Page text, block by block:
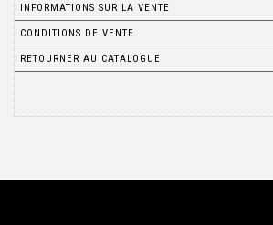
INFORMATIONS SUR LA VENTE
CONDITIONS DE VENTE
RETOURNER AU CATALOGUE